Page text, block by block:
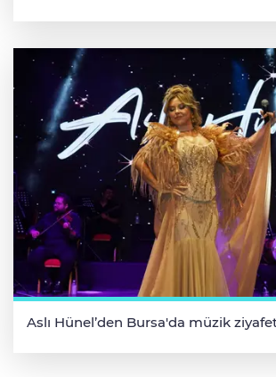
Aslı Hünel’den Bursa'da müzik